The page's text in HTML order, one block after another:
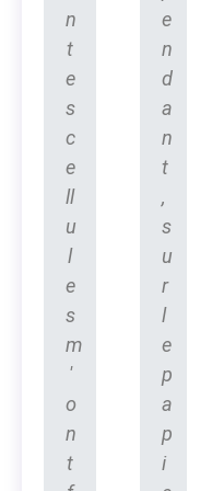
n
t
e
s
c
e
ll
u
l
e
s
m
'
o
n
t
e
n
d
a
n
t
,
s
u
r
l
e
p
a
p
i